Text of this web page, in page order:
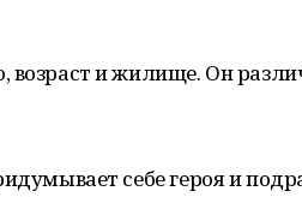
возраст и жилище. Он
себе героя и